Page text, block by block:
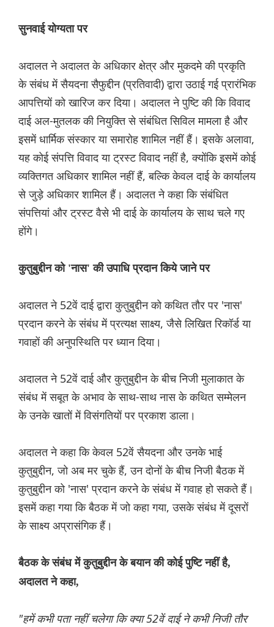
सुनवाई योग्यता पर
अदालत ने अदालत के अधिकार क्षेत्र और मुकदमे की प्रकृति
के संबंध में सैयदना सैफुद्दीन (प्रतिवादी) द्वारा उठाई गई प्रारंभिक
आपत्तियों को खारिज कर दिया। अदालत ने पुष्टि की कि विवाद
दाई अल-मुतलक की नियुक्ति से संबंधित सिविल मामला है और
इसमें धार्मिक संस्कार या समारोह शामिल नहीं हैं। इसके अलावा,
यह कोई संपत्ति विवाद या ट्रस्ट विवाद नहीं है, क्योंकि इसमें कोई
व्यक्तिगत अधिकार शामिल नहीं हैं, बल्कि केवल दाई के कार्यालय
से जुड़े अधिकार शामिल हैं। अदालत ने कहा कि संबंधित
संपत्तियां और ट्रस्ट वैसे भी दाई के कार्यालय के साथ चले गए
होंगे।
कुतुबुद्दीन को 'नास' की उपाधि प्रदान किये जाने पर
अदालत ने 52वें दाई द्वारा कुतुबुद्दीन को कथित तौर पर 'नास'
प्रदान करने के संबंध में प्रत्यक्ष साक्ष्य, जैसे लिखित रिकॉर्ड या
गवाहों की अनुपस्थिति पर ध्यान दिया।
अदालत ने 52वें दाई और कुतुबुद्दीन के बीच निजी मुलाकात के
संबंध में सबूत के अभाव के साथ-साथ नास के कथित सम्मेलन
के उनके खातों में विसंगतियों पर प्रकाश डाला।
अदालत ने कहा कि केवल 52वें सैयदना और उनके भाई
कुतुबुद्दीन, जो अब मर चुके हैं, उन दोनों के बीच निजी बैठक में
कुतुबुद्दीन को 'नास' प्रदान करने के संबंध में गवाह हो सकते हैं।
इसमें कहा गया कि बैठक में जो कहा गया, उसके संबंध में दूसरों
के साक्ष्य अप्रासंगिक हैं।
बैठक के संबंध में कुतुबुद्दीन के बयान की कोई पुष्टि नहीं है,
अदालत ने कहा,
"हमें कभी पता नहीं चलेगा कि क्या 52वें दाई ने कभी निजी तौर